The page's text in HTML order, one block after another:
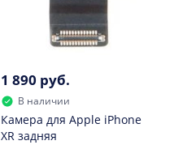
1 890 руб.
В наличии
Камера для Apple iPhone
XR задняя